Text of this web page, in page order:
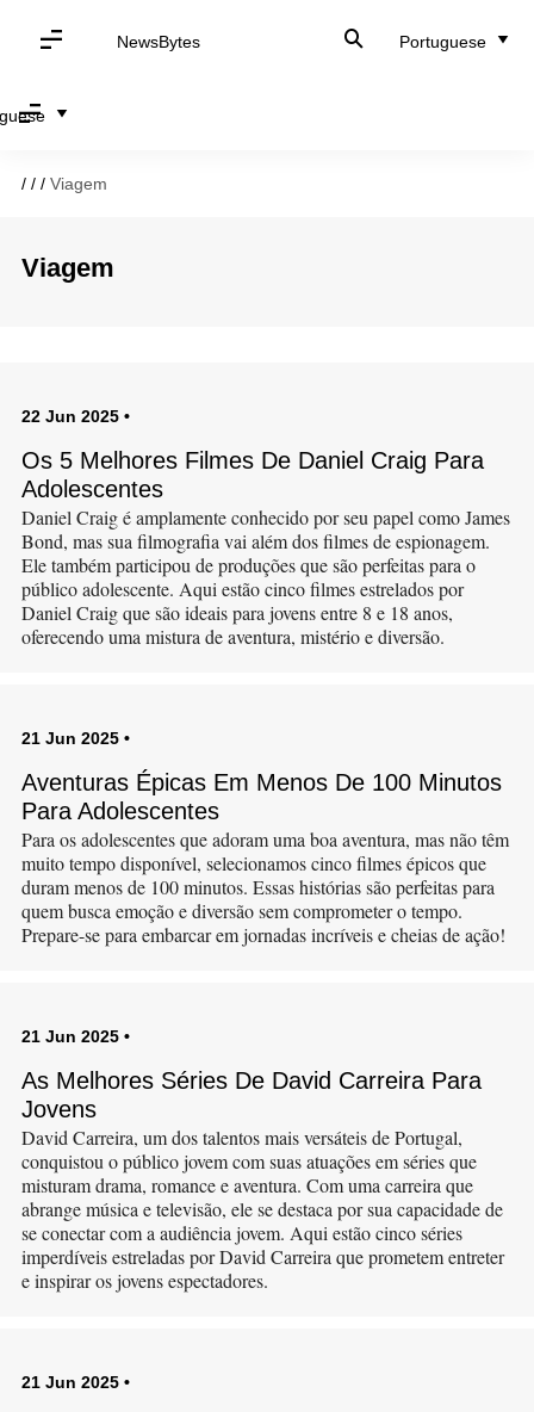
NewsBytes Portuguese
/ / / Viagem
Viagem
22 Jun 2025 •
Os 5 Melhores Filmes De Daniel Craig Para
Adolescentes
Daniel Craig é amplamente conhecido por seu papel como James
Bond, mas sua filmografia vai além dos filmes de espionagem.
Ele também participou de produções que são perfeitas para o
público adolescente. Aqui estão cinco filmes estrelados por
Daniel Craig que são ideais para jovens entre 8 e 18 anos,
oferecendo uma mistura de aventura, mistério e diversão.
21 Jun 2025 •
Aventuras Épicas Em Menos De 100 Minutos
Para Adolescentes
Para os adolescentes que adoram uma boa aventura, mas não têm
muito tempo disponível, selecionamos cinco filmes épicos que
duram menos de 100 minutos. Essas histórias são perfeitas para
quem busca emoção e diversão sem comprometer o tempo.
Prepare-se para embarcar em jornadas incríveis e cheias de ação!
21 Jun 2025 •
As Melhores Séries De David Carreira Para
Jovens
David Carreira, um dos talentos mais versáteis de Portugal,
conquistou o público jovem com suas atuações em séries que
misturam drama, romance e aventura. Com uma carreira que
abrange música e televisão, ele se destaca por sua capacidade de
se conectar com a audiência jovem. Aqui estão cinco séries
imperdíveis estreladas por David Carreira que prometem entreter
e inspirar os jovens espectadores.
21 Jun 2025 •